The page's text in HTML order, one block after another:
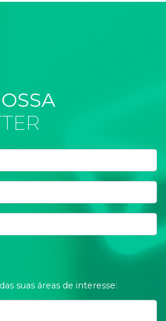
suas áreas de interesse: